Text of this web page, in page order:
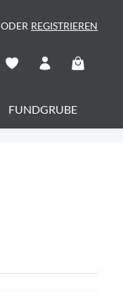
ODER REGISTRIEREN
FUNDGRUBE